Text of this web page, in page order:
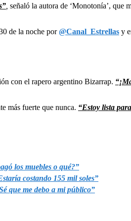
señaló la autora de ‘Monotonía’, que
de la noche por@Canal_Estrellas y
con el rapero argentino Bizarrap.
más fuerte que nunca. “Estoy lista
los muebles o qué?”
costando 155 mil soles”
que me debo a mi público”